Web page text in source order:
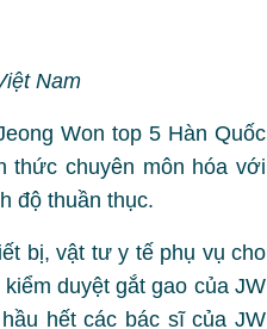
Nam
Won top 5 Hàn Quốc
thức chuyên môn hóa với
độ thuần thục.
bị, vật tư y tế phụ vụ cho
duyệt gắt gao của JW
hết các bác sĩ của JW